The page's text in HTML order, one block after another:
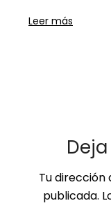
Leer más
Tu
publicada.